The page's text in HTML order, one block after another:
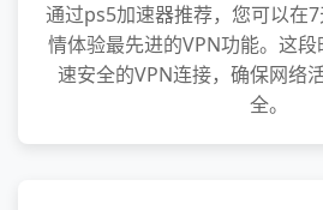
通过ps5加速器推荐，您可以在
情体验最先进的VPN功能。这
速安全的VPN连接，确保网络
全。